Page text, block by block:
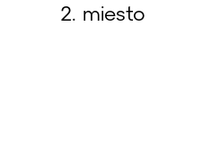
2. miesto